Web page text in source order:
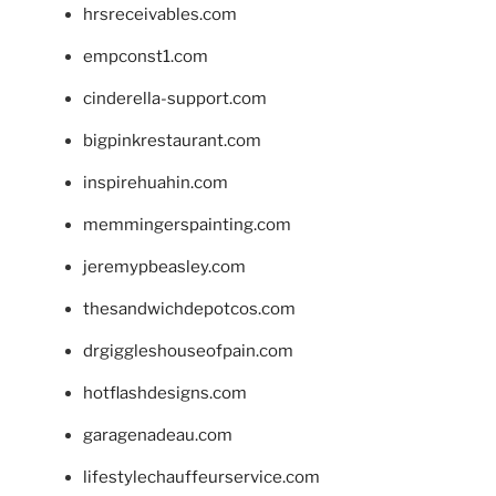
hrsreceivables.com
empconst1.com
cinderella-support.com
bigpinkrestaurant.com
inspirehuahin.com
memmingerspainting.com
jeremypbeasley.com
thesandwichdepotcos.com
drgiggleshouseofpain.com
hotflashdesigns.com
garagenadeau.com
lifestylechauffeurservice.com